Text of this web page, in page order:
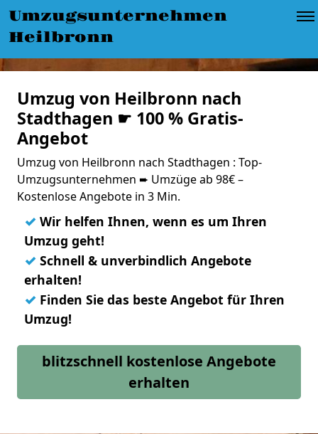
Umzugsunternehmen
Heilbronn
Umzug von Heilbronn nach
Stadthagen ☛ 100 % Gratis-
Angebot
Umzug von Heilbronn nach Stadthagen : Top-
Umzugsunternehmen ➨ Umzüge ab 98€ –
Kostenlose Angebote in 3 Min.
✓ Wir helfen Ihnen, wenn es um Ihren
Umzug geht!
✓ Schnell & unverbindlich Angebote
erhalten!
✓ Finden Sie das beste Angebot für Ihren
Umzug!
blitzschnell kostenlose Angebote
erhalten